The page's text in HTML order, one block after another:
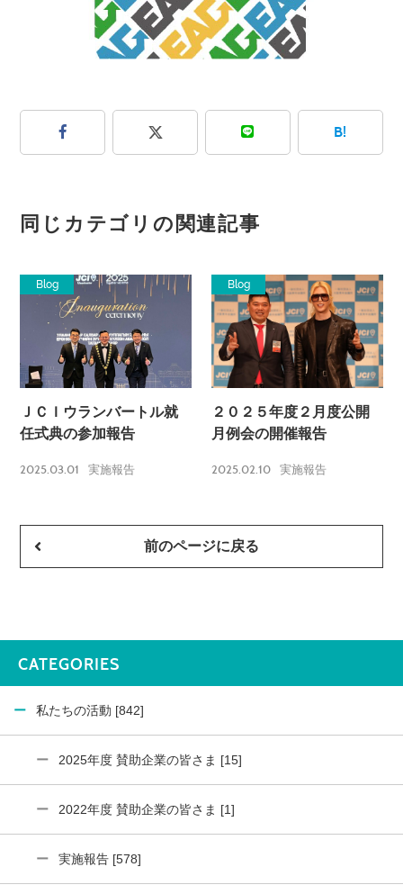
B!
同じカテゴリの関連記事
Blog
ＪＣＩウランバートル就
任式典の参加報告
2025.03.01 実施報告
Blog
２０２５年度２月度公開
月例会の開催報告
2025.02.10 実施報告
前のページに戻る
CATEGORIES
私たちの活動 [842]
2025年度 賛助企業の皆さま [15]
2022年度 賛助企業の皆さま [1]
実施報告 [578]